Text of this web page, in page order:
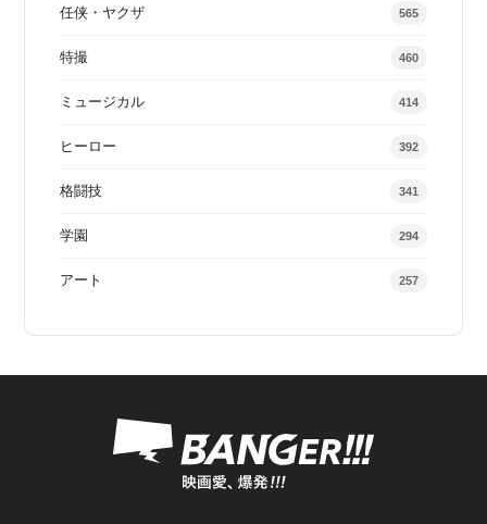
任侠・ヤクザ 565
特撮 460
ミュージカル 414
ヒーロー 392
格闘技 341
学園 294
アート 257